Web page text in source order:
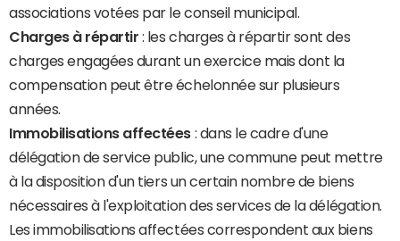
associations votées par le conseil municipal.
Charges à répartir : les charges à répartir sont des
charges engagées durant un exercice mais dont la
compensation peut être échelonnée sur plusieurs
années.
Immobilisations affectées : dans le cadre d'une
délégation de service public, une commune peut mettre
à la disposition d'un tiers un certain nombre de biens
nécessaires à l'exploitation des services de la délégation.
Les immobilisations affectées correspondent aux biens